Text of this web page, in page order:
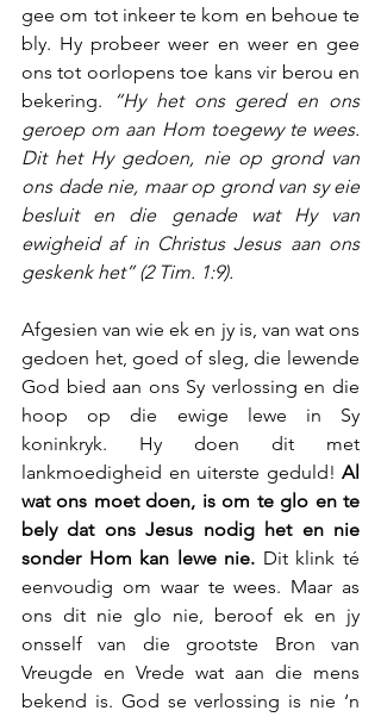
gee om tot inkeer te kom en behoue te
bly. Hy probeer weer en weer en gee
ons tot oorlopens toe kans vir berou en
bekering.
“Hy het ons gered en ons
geroep om aan Hom toegewy te wees.
Dit het Hy gedoen, nie op grond van
ons dade nie, maar op grond van sy eie
besluit en die genade wat Hy van
ewigheid af in Christus Jesus aan ons
geskenk het” (2 Tim. 1:9).
Afgesien van wie ek en jy is, van wat ons
gedoen het, goed of sleg, die lewende
God bied aan ons Sy verlossing en die
hoop op die ewige lewe in Sy
koninkryk. Hy doen dit met
lankmoedigheid en uiterste geduld! Al
wat ons moet doen, is om te glo en te
bely dat ons Jesus nodig het en nie
sonder Hom kan lewe nie. Dit klink té
eenvoudig om waar te wees. Maar as
ons dit nie glo nie, beroof ek en jy
onsself van die grootste Bron van
Vreugde en Vrede wat aan die mens
bekend is. God se verlossing is nie ‘n